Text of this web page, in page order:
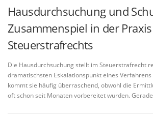
Hausdurchsuchung und
Zusammenspiel in der
Steuerstrafrechts
Die Hausdurchsuchung stellt im Steuerstrafrecht
dramatischsten Eskalationspunkt eines
kommt sie häufig überraschend, obwohl die
oft schon seit Monaten vorbereitet wurden.